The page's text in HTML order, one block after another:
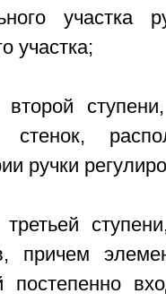
участка
участка;
второй
стенок,
ручки
третьей
причем
постепенно